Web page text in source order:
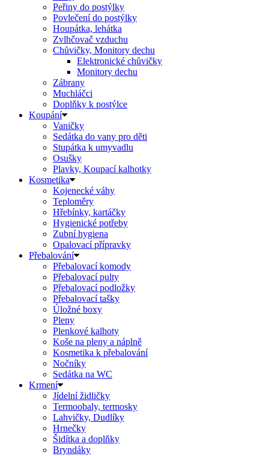
Peřiny do postýlky
Povlečení do postýlky
Houpátka, lehátka
Zvlhčovač vzduchu
Chůvičky, Monitory dechu
Elektronické chůvičky
Monitory dechu
Zábrany
Muchláčci
Doplňky k postýlce
Koupání
Vaničky
Sedátka do vany pro děti
Stupátka k umyvadlu
Osušky
Plavky, Koupací kalhotky
Kosmetika
Kojenecké váhy
Teploměry
Hřebínky, kartáčky
Hygienické potřeby
Zubní hygiena
Opalovací přípravky
Přebalování
Přebalovací komody
Přebalovací pulty
Přebalovací podložky
Přebalovací tašky
Úložné boxy
Pleny
Plenkové kalhoty
Koše na pleny a náplně
Kosmetika k přebalování
Nočníky
Sedátka na WC
Krmení
Jídelní židličky
Termoobaly, termosky
Lahvičky, Dudlíky
Hrnečky
Šidítka a doplňky
Bryndáky